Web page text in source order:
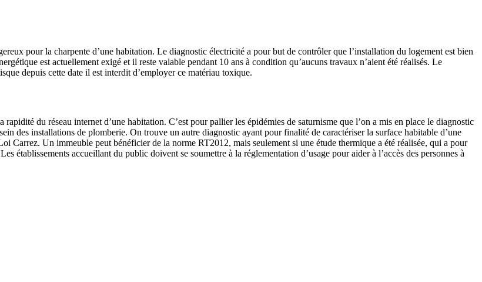
pour la charpente d’une habitation. Le diagnostic électricité a pour but de contrôler que l’installation du logement est bien
est actuellement exigé et il reste valable pendant 10 ans à condition qu’aucuns travaux n’aient été réalisés. Le
depuis cette date il est interdit d’employer ce matériau toxique.
du réseau internet d’une habitation. C’est pour pallier les épidémies de saturnisme que l’on a mis en place le diagnostic
des installations de plomberie. On trouve un autre diagnostic ayant pour finalité de caractériser la surface habitable d’une
Un immeuble peut bénéficier de la norme RT2012, mais seulement si une étude thermique a été réalisée, qui a pour
établissements accueillant du public doivent se soumettre à la réglementation d’usage pour aider à l’accès des personnes à